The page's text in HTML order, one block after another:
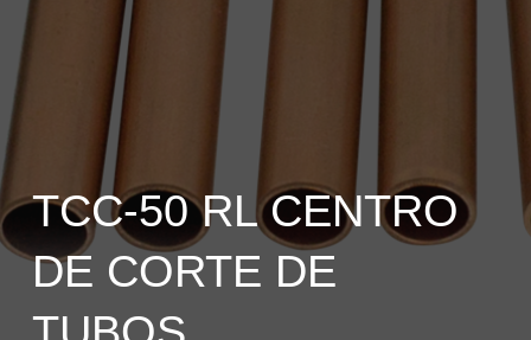
TCC-50 RL CENTRO
DE CORTE DE